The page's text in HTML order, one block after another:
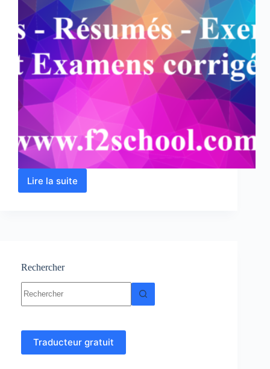
Lire la suite
Liaison
Exercices
Examens
Rechercher
résultat
Traducteur gratuit